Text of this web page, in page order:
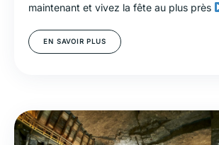
maintenant et vivez la fête au plus près
EN SAVOIR PLUS